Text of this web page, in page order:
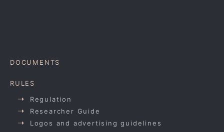
DOCUMENTS
RULES
Regulation
Researcher Guide
Logos and advertising guidelines